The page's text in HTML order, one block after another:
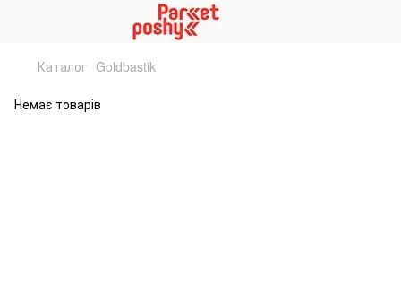
Каталог Goldbastik
Немає товарів